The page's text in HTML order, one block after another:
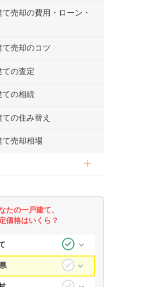
売却の費用・ローン・
売却のコツ
の査定
の相続
の住み替え
売却相場
たの一戸建て、
価格はいくら？